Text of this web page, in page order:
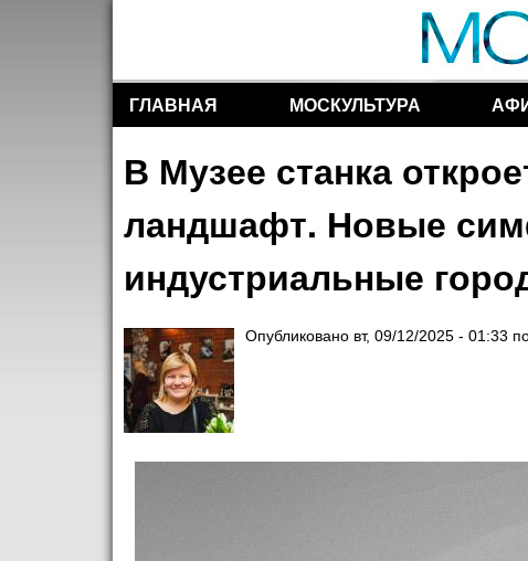
Разделы сайта
ГЛАВНАЯ МОСКУЛЬТУРА
В Музее станка
ландшафт. Новые
индустриальные
Опубликовано вт, 09/12/2025 - 01:33